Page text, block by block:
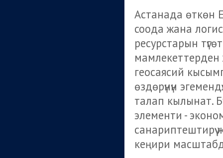
Астанада өткөн
соода жана
ресурстарын
геосаясий
өздөрүнүн
талап кылынат.
элементи -
кеңири